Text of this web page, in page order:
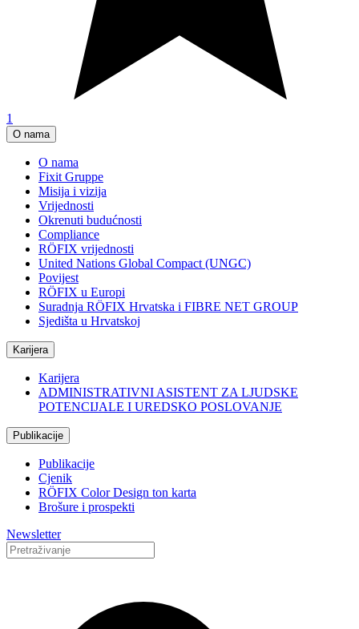
1
O nama
O nama
Fixit Gruppe
Misija i vizija
Vrijednosti
Okrenuti budućnosti
Compliance
RÖFIX vrijednosti
United Nations Global Compact (UNGC)
Povijest
RÖFIX u Europi
Suradnja RÖFIX Hrvatska i FIBRE NET GROUP
Sjedišta u Hrvatskoj
Karijera
Karijera
ADMINISTRATIVNI ASISTENT ZA LJUDSKE
POTENCIJALE I UREDSKO POSLOVANJE
Publikacije
Publikacije
Cjenik
RÖFIX Color Design ton karta
Brošure i prospekti
Newsletter